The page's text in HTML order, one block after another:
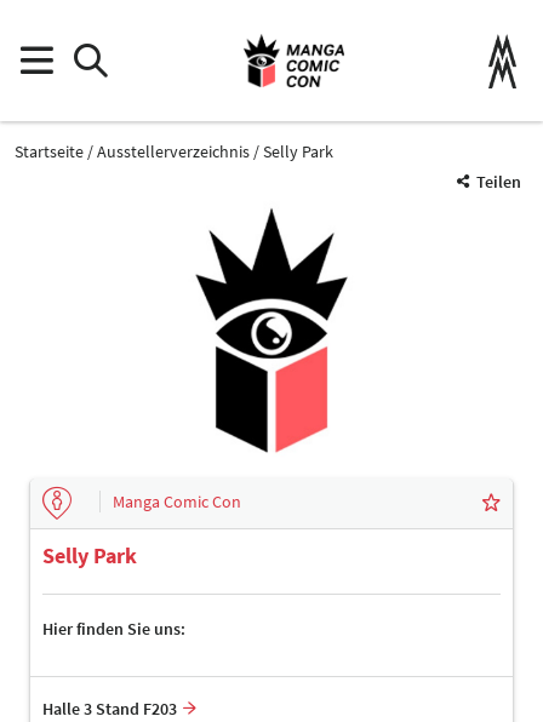
Startseite Ausstellerverzeichnis
Selly Park
Teilen
Manga Comic Con
Selly Park
Hier finden Sie uns:
Halle 3 Stand F203